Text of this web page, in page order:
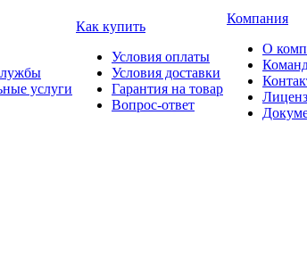
услуги
Как купить
Условия оплаты
Условия доставки
Гарантия на товар
Вопрос-ответ
Компания
О